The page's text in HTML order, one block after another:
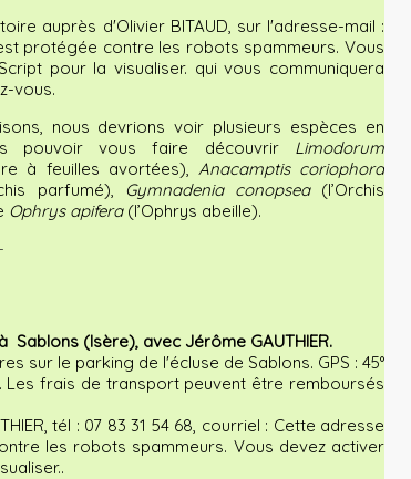
auprès d'Olivier BITAUD, sur l'adresse-mail :
protégée contre les robots spammeurs. Vous
pour la visualiser. qui vous communiquera
vous.
nous devrions voir plusieurs espèces en
pouvoir vous faire découvrir Limodorum
à feuilles avortées), Anacamptis coriophora
parfumé), Gymnadenia conopsea (l’Orchis
Ophrys apifera(l’Ophrys abeille).
Sablons (Isère), avec Jérôme GAUTHIER.
sur le parking de l'écluse de Sablons. GPS : 45°
Les frais de transport peuvent être remboursés
tél : 07 83 31 54 68, courriel : Cette adresse
les robots spammeurs. Vous devez activer
.